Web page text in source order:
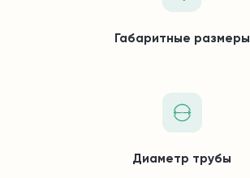
Габаритные размеры
Диаметр трубы